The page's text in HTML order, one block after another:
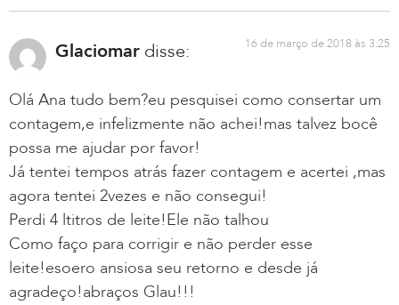
Glaciomar disse: 16 de março de 2018 às 3:25
Olá Ana tudo bem?eu pesquisei como consertar um
contagem,e infelizmente não achei!mas talvez bocê
possa me ajudar por favor!
Já tentei tempos atrás fazer contagem e acertei ,mas
agora tentei 2vezes e não consegui!
Perdi 4 ltitros de leite!Ele não talhou
Como faço para corrigir e não perder esse
leite!esoero ansiosa seu retorno e desde já
agradeço!abraços Glau!!!